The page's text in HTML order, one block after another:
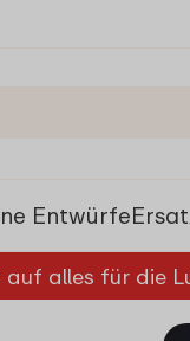
Entwürfe
auf alles für die